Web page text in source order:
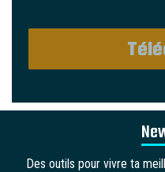
Des outils pour vivre ta